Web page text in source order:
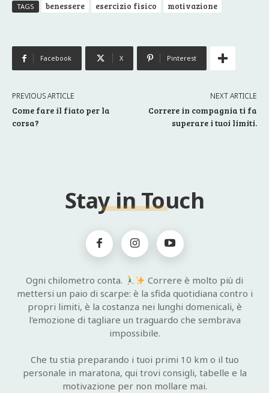
TAGS benessere esercizio fisico motivazione
Facebook X Pinterest
PREVIOUS ARTICLE
Come fare il fiato per la
corsa?
NEXT ARTICLE
Correre in compagnia ti fa
superare i tuoi limiti.
Stay in Touch
Ogni chilometro conta.
Correre è molto più di
mettersi un paio di scarpe: è la sfida quotidiana contro i
propri limiti, è la costanza nei lunghi domenicali, è
l'emozione di tagliare un traguardo che sembrava
impossibile.
Che tu stia preparando i tuoi primi 10 km o il tuo
personale in maratona, qui trovi consigli, tabelle e la
motivazione per non mollare mai.